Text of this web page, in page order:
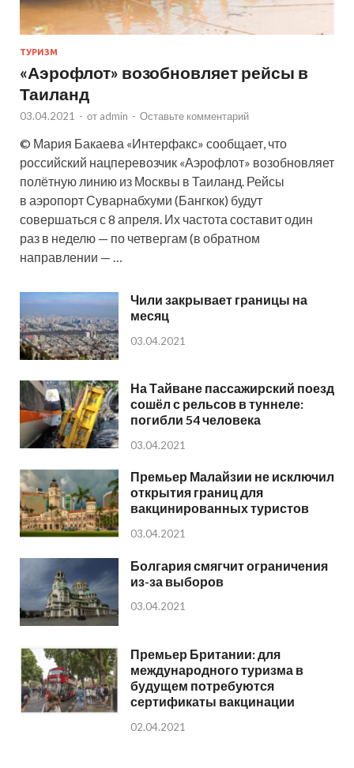
ТУРИЗМ
«Аэрофлот» возобновляет рейсы в
Таиланд
03.04.2021 - от admin - Оставьте комментарий
© Мария Бакаева «Интерфакс» сообщает, что
российский нацперевозчик «Аэрофлот» возобновляет
полётную линию из Москвы в Таиланд. Рейсы
в аэропорт Суварнабхуми (Бангкок) будут
совершаться с 8 апреля. Их частота составит один
раз в неделю — по четвергам (в обратном
направлении — …
Чили закрывает границы на
месяц
03.04.2021
На Тайване пассажирский поезд
сошёл с рельсов в туннеле:
погибли 54 человека
03.04.2021
Премьер Малайзии не исключил
открытия границ для
вакцинированных туристов
03.04.2021
Болгария смягчит ограничения
из-за выборов
03.04.2021
Премьер Британии: для
международного туризма в
будущем потребуются
сертификаты вакцинации
02.04.2021